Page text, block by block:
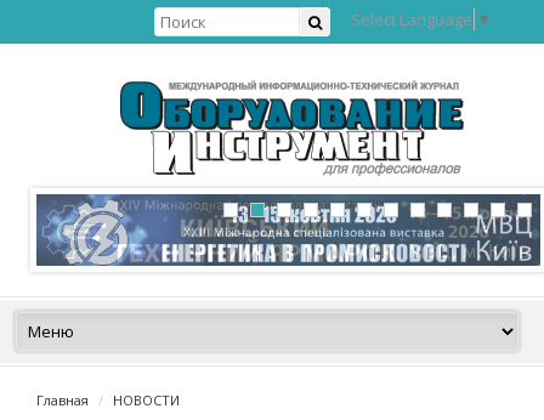
Select Language ▼
Главная НОВОСТИ